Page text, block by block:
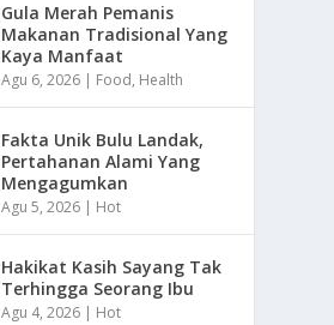
Gula Merah Pemanis
Makanan Tradisional Yang
Kaya Manfaat
Agu 6, 2026 | Food, Health
Fakta Unik Bulu Landak,
Pertahanan Alami Yang
Mengagumkan
Agu 5, 2026 | Hot
Hakikat Kasih Sayang Tak
Terhingga Seorang Ibu
Agu 4, 2026 | Hot